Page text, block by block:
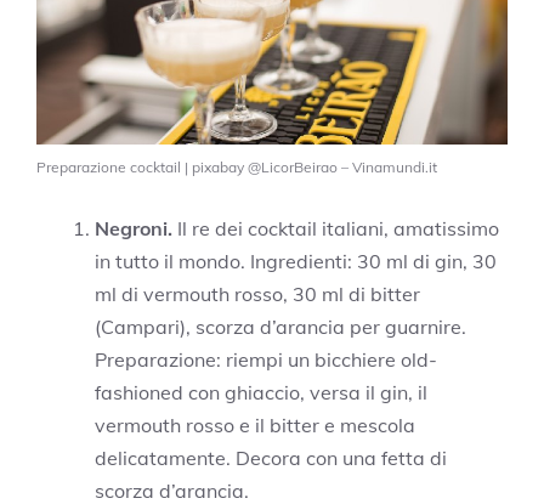
Preparazione cocktail | pixabay @LicorBeirao – Vinamundi.it
Negroni. Il re dei cocktail italiani, amatissimo
in tutto il mondo. Ingredienti: 30 ml di gin, 30
ml di vermouth rosso, 30 ml di bitter
(Campari), scorza d’arancia per guarnire.
Preparazione: riempi un bicchiere old-
fashioned con ghiaccio, versa il gin, il
vermouth rosso e il bitter e mescola
delicatamente. Decora con una fetta di
scorza d’arancia.